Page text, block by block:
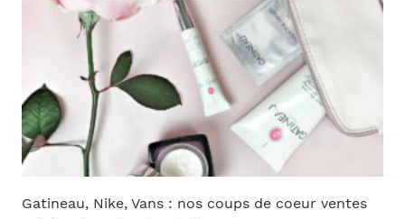
Gatineau, Nike, Vans : nos coups de coeur ventes